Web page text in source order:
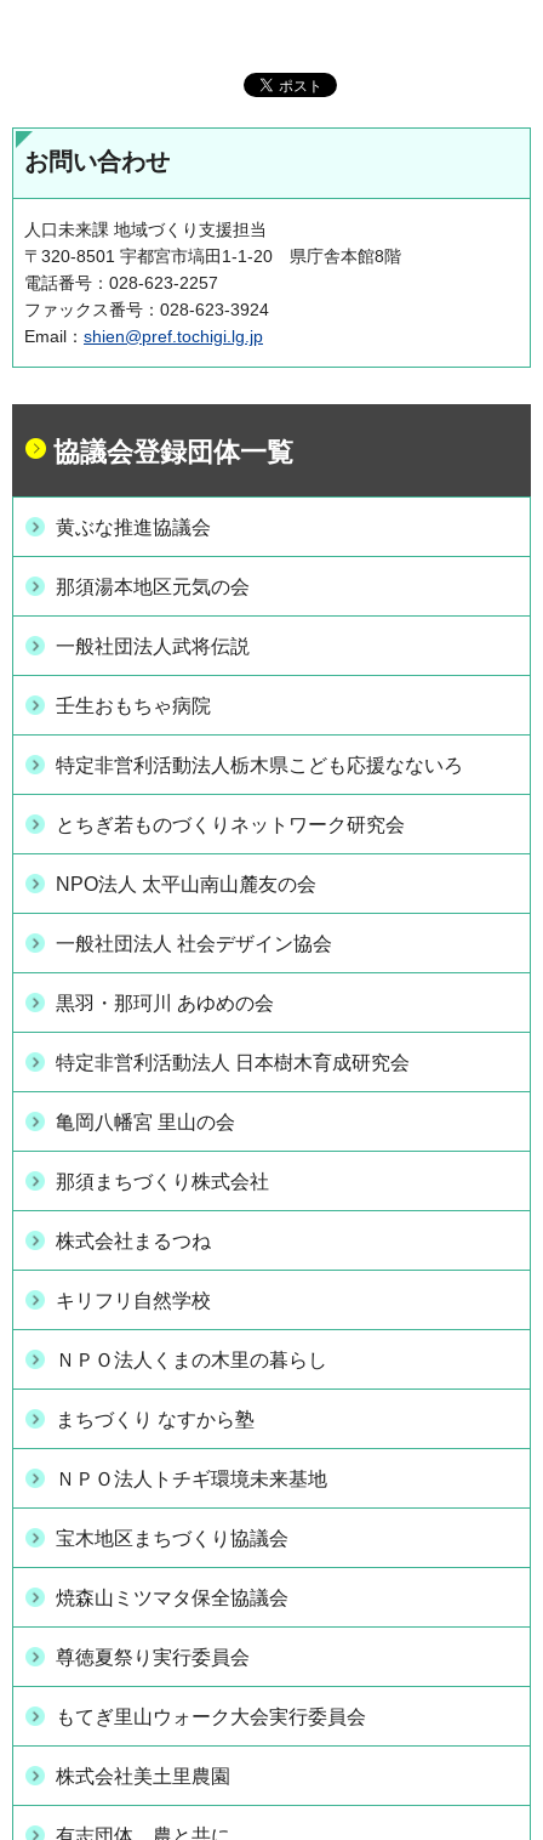
お問い合わせ
人口未来課 地域づくり支援担当
〒320-8501 宇都宮市塙田1-1-20 県庁舎本館8階
電話番号：028-623-2257
ファックス番号：028-623-3924
Email： shien@pref.tochigi.lg.jp
協議会登録団体一覧
黄ぶな推進協議会
那須湯本地区元気の会
一般社団法人武将伝説
壬生おもちゃ病院
特定非営利活動法人栃木県こども応援なないろ
とちぎ若ものづくりネットワーク研究会
NPO法人 太平山南山麓友の会
一般社団法人 社会デザイン協会
黒羽・那珂川 あゆめの会
特定非営利活動法人 日本樹木育成研究会
亀岡八幡宮 里山の会
那須まちづくり株式会社
株式会社まるつね
キリフリ自然学校
ＮＰＯ法人くまの木里の暮らし
まちづくり なすから塾
ＮＰＯ法人トチギ環境未来基地
宝木地区まちづくり協議会
焼森山ミツマタ保全協議会
尊徳夏祭り実行委員会
もてぎ里山ウォーク大会実行委員会
株式会社美土里農園